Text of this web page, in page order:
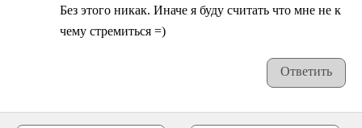
Без этого никак. Иначе я буду считать что мне не к
чему стремиться =)
Ответить